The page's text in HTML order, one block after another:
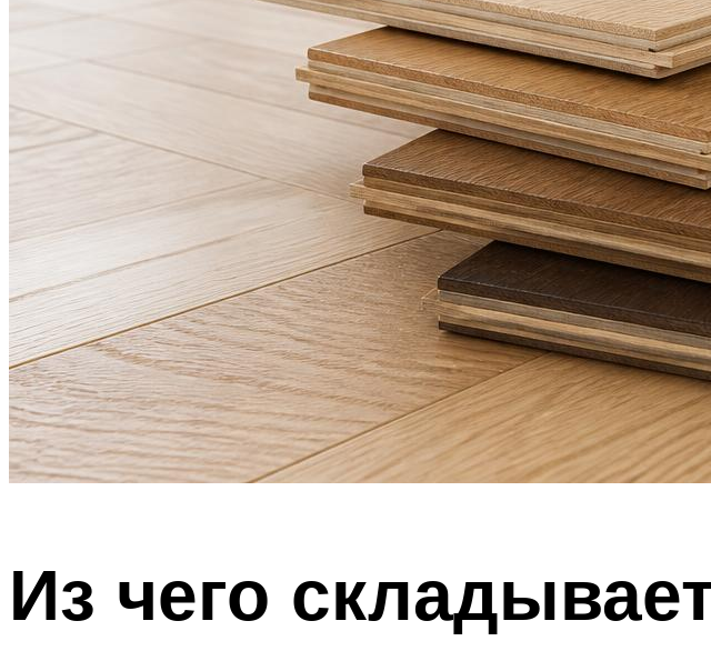
Из чего